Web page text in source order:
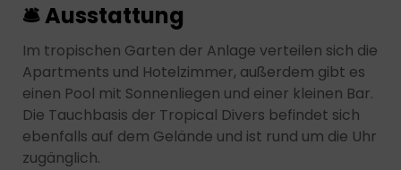
🛎 Ausstattung
Im tropischen Garten der Anlage verteilen sich die
Apartments und Hotelzimmer, außerdem gibt es
einen Pool mit Sonnenliegen und einer kleinen Bar.
Die Tauchbasis der Tropical Divers befindet sich
ebenfalls auf dem Gelände und ist rund um die Uhr
zugänglich.